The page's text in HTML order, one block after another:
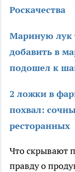
Роскачества
Мариную лук
добавить в
подошел к
2 ложки в
похвал:
ресторанных
Что скрывают
правду о